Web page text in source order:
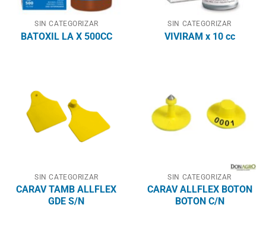
SIN CATEGORIZAR
BATOXIL LA X 500CC
SIN CATEGORIZAR
VIVIRAM x 10 cc
SIN CATEGORIZAR
CARAV TAMB ALLFLEX
GDE S/N
SIN CATEGORIZAR
CARAV ALLFLEX BOTON
BOTON C/N